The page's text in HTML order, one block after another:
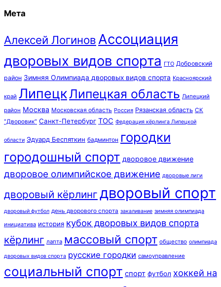
Мета
Алексей ЛогиновАссоциация
дворовых видов спорта ГТО Добровский
район Зимняя Олимпиада дворовых видов спорта Красноярский
край ЛипецкЛипецкая область Липецкий
район Москва Московская область Россия Рязанская область СК
"Дворовик" Санкт-Петербург ТОС Федерация кёрлинга Липецкой
области Эдуард Беспяткин бадминтон городки
городошный спорт дворовое движение
дворовое олимпийское движение дворовые лиги
дворовый кёрлинг дворовый спорт
дворовый футбол день дворового спорта закаливание зимняя олимпиада
инициатива история кубок дворовых видов спорта
кёрлинг лапта массовый спорт общество олимпиада
дворовых видов спорта русские городки самоуправление
социальный спорт спорт футбол хоккей на